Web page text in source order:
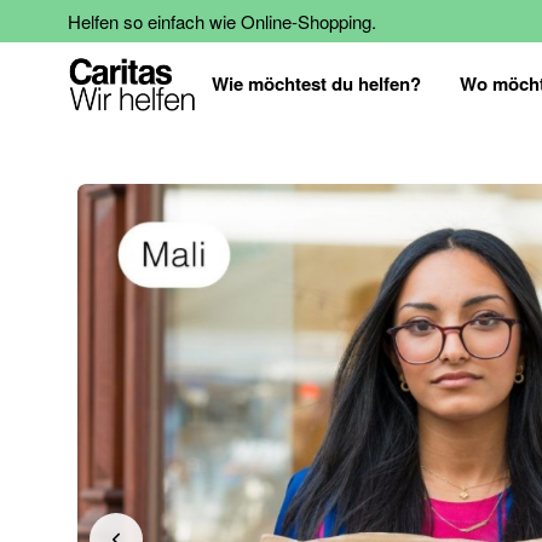
Helfen so einfach wie Online-Shopping.
Wie möchtest du helfen? Wo
Zum
Bildgalerie